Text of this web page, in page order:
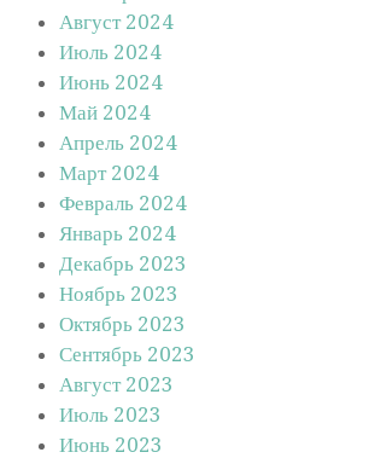
Август 2024
Июль 2024
Июнь 2024
Май 2024
Апрель 2024
Март 2024
Февраль 2024
Январь 2024
Декабрь 2023
Ноябрь 2023
Октябрь 2023
Сентябрь 2023
Август 2023
Июль 2023
Июнь 2023